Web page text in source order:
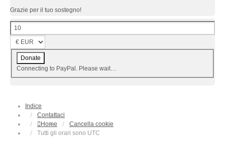
Grazie per il tuo sostegno!
Connecting to PayPal. Please wait…
Indice
Contattaci
Home
Cancella cookie
Tutti gli orari sono UTC